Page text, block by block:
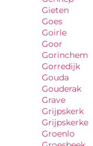
Gieten
Goes
Goirle
Goor
Gorinchem
Gorredijk
Gouda
Gouderak
Grave
Grijpskerk
Grijpskerke
Groenlo